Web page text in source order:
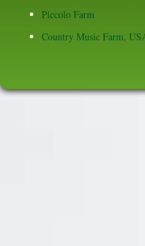
Piccolo Farm
Country Music Farm,